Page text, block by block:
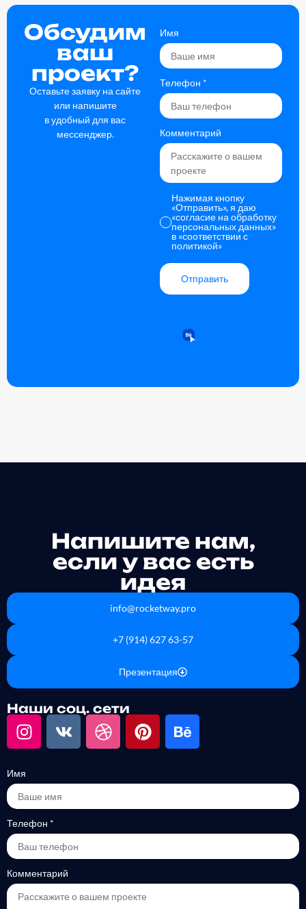
Обсудим
ваш
проект?
Оставьте заявку на сайте
или напишите
в удобный для вас
мессенджер.
Имя
Телефон *
Комментарий
Нажимая кнопку
«Отправить», я даю
«согласие на обработку
персональных данных»
в «соответствии с
политикой»
Отправить
Напишите нам,
если у вас есть
идея
info@rocketway.pro
+7 (914) 627 63-57
Презентация
Наши соц. сети
Имя
Телефон *
Комментарий